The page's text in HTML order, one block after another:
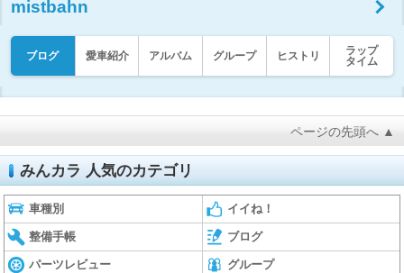
mistbahn
ブログ 愛車紹介 アルバム グループ ヒストリ
ラップ
タイム
ページの先頭へ ▲
みんカラ 人気のカテゴリ
車種別 イイね！
整備手帳 ブログ
パーツレビュー グループ